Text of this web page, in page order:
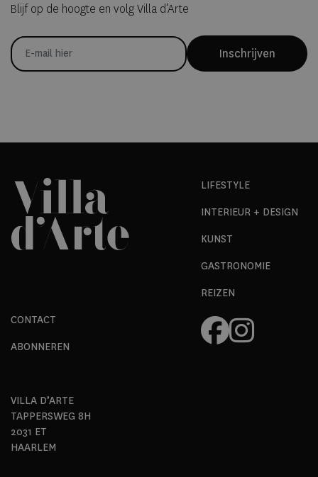
Blijf op de hoogte en volg Villa d’Arte
Inschrijven
LIFESTYLE
INTERIEUR + DESIGN
KUNST
GASTRONOMIE
REIZEN
CONTACT
ABONNEREN
VILLA D’ARTE
TAPPERSWEG 8H
2031 ET
HAARLEM